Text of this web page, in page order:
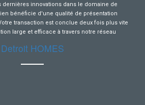
dernières innovations dans le domaine de
bénéficie d'une qualité de présentation
transaction est conclue deux fois plus vite
large et efficace à travers notre réseau
Detroit HOMES